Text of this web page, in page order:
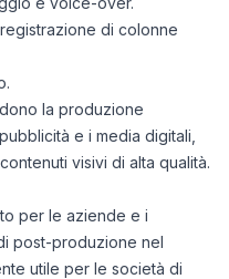
di colonne
la produzione
e i media digitali,
visivi di alta qualità.
per le aziende e i
post-produzione nel
utile per le società di